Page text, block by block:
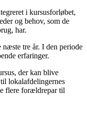
i kursusforløbet,
og behov, som de
har.
tre år. I den periode
erfaringer.
der kan blive
lokalafdelingernes
flere forældrepar til